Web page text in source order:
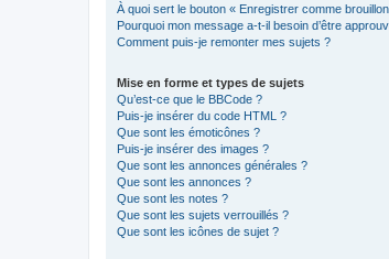
À quoi sert le bouton « Enregistrer comme
Pourquoi mon message a-t-il besoin d’être
Comment puis-je remonter mes sujets ?
Mise en forme et types de sujets
Qu’est-ce que le BBCode ?
Puis-je insérer du code HTML ?
Que sont les émoticônes ?
Puis-je insérer des images ?
Que sont les annonces générales ?
Que sont les annonces ?
Que sont les notes ?
Que sont les sujets verrouillés ?
Que sont les icônes de sujet ?